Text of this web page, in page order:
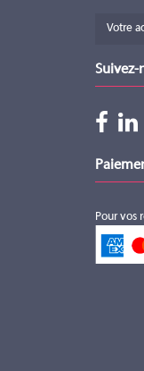
Suivez-
Pour vos